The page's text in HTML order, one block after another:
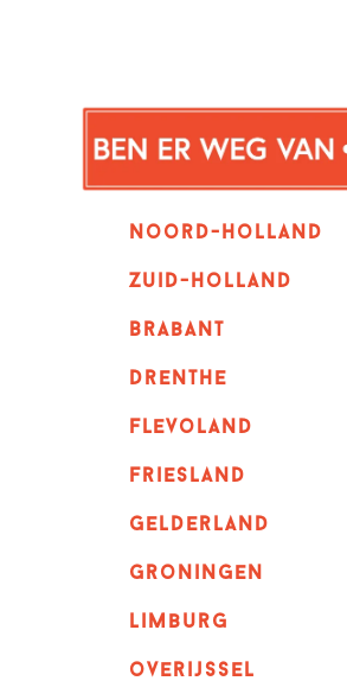
Noord-holland
zuid-holland
Brabant
Drenthe
Flevoland
Friesland
Gelderland
Groningen
Limburg
overijssel